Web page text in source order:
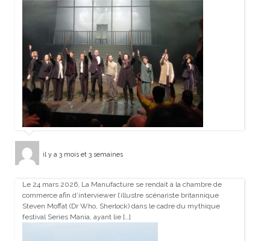
il y a 3 mois et 3 semaines
Le 24 mars 2026, La Manufacture se rendait à la chambre de
commerce afin d’interviewer l’illustre scénariste britannique
Steven Moffat (Dr Who, Sherlock) dans le cadre du mythique
festival Series Mania, ayant lie […]